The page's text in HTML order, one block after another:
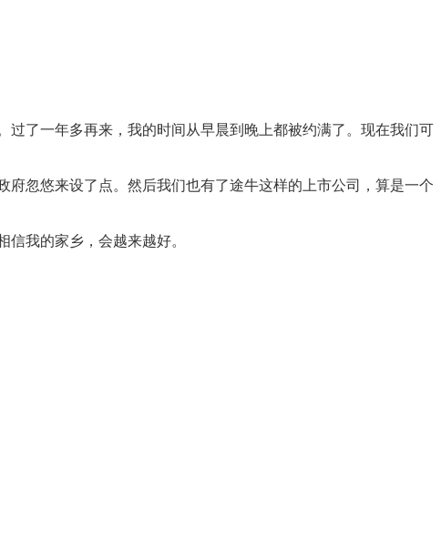
了一年多再来，我的时间从早晨到晚上都被约满了。现在我们可
忽悠来设了点。然后我们也有了途牛这样的上市公司，算是一个
我的家乡，会越来越好。